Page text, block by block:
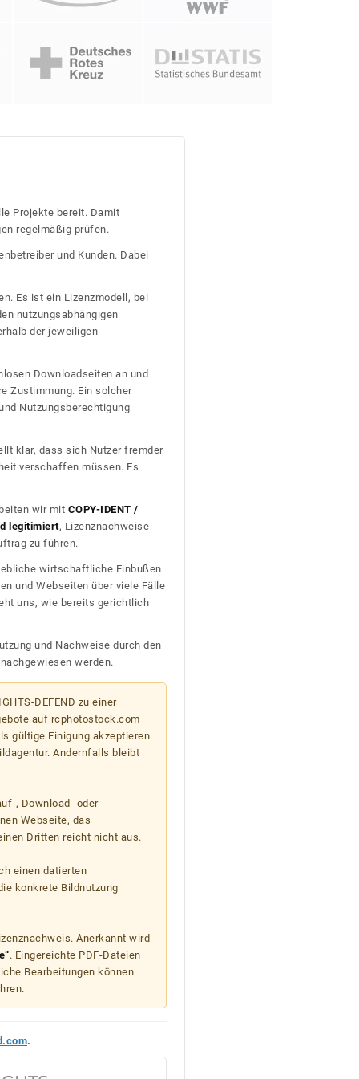
Projekte bereit. Damit
regelmäßig prüfen.
und Kunden. Dabei
Es ist ein Lizenzmodell, bei
nutzungsabhängigen
der jeweiligen
Downloadseiten an und
Zustimmung. Ein solcher
Nutzungsberechtigung
klar, dass sich Nutzer fremder
verschaffen müssen. Es
wir mit COPY-IDENT /
legitimiert, Lizenznachweise
zu führen.
wirtschaftliche Einbußen.
und Webseiten über viele Fälle
uns, wie bereits gerichtlich
und Nachweise durch den
werden.
DEFEND zu einer
auf rcphotostock.com
gültige Einigung akzeptieren
Andernfalls bleibt
, Download- oder
Webseite, das
Dritten reicht nicht aus.
einen datierten
konkrete Bildnutzung
Anerkannt wird
. Eingereichte PDF-Dateien
Bearbeitungen können
.